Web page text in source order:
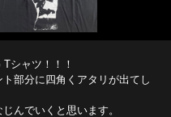
シャツ！！！
部分に四角くアタリが出てし
んでいくと思います。